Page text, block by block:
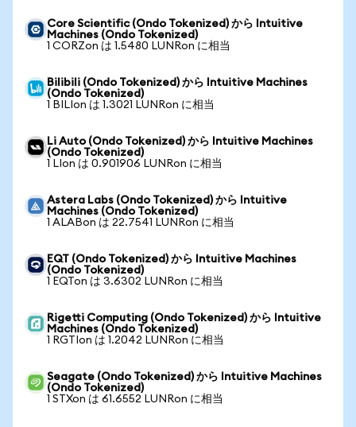
Core Scientific (Ondo Tokenized) から Intuitive
Machines (Ondo Tokenized)
1 CORZon は 1.5480 LUNRon に相当
Bilibili (Ondo Tokenized) から Intuitive Machines
(Ondo Tokenized)
1 BILIon は 1.3021 LUNRon に相当
Li Auto (Ondo Tokenized) から Intuitive Machines
(Ondo Tokenized)
1 LIon は 0.901906 LUNRon に相当
Astera Labs (Ondo Tokenized) から Intuitive
Machines (Ondo Tokenized)
1 ALABon は 22.7541 LUNRon に相当
EQT (Ondo Tokenized) から Intuitive Machines
(Ondo Tokenized)
1 EQTon は 3.6302 LUNRon に相当
Rigetti Computing (Ondo Tokenized) から Intuitive
Machines (Ondo Tokenized)
1 RGTIon は 1.2042 LUNRon に相当
Seagate (Ondo Tokenized) から Intuitive Machines
(Ondo Tokenized)
1 STXon は 61.6552 LUNRon に相当